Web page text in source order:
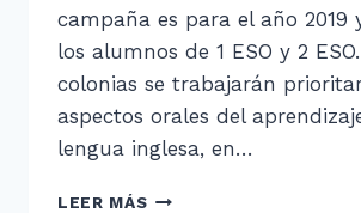
campaña es para el año 2019
los alumnos de 1 ESO y 2
colonias se trabajarán
aspectos orales del
lengua inglesa, en…
LEER MÁSBECAS